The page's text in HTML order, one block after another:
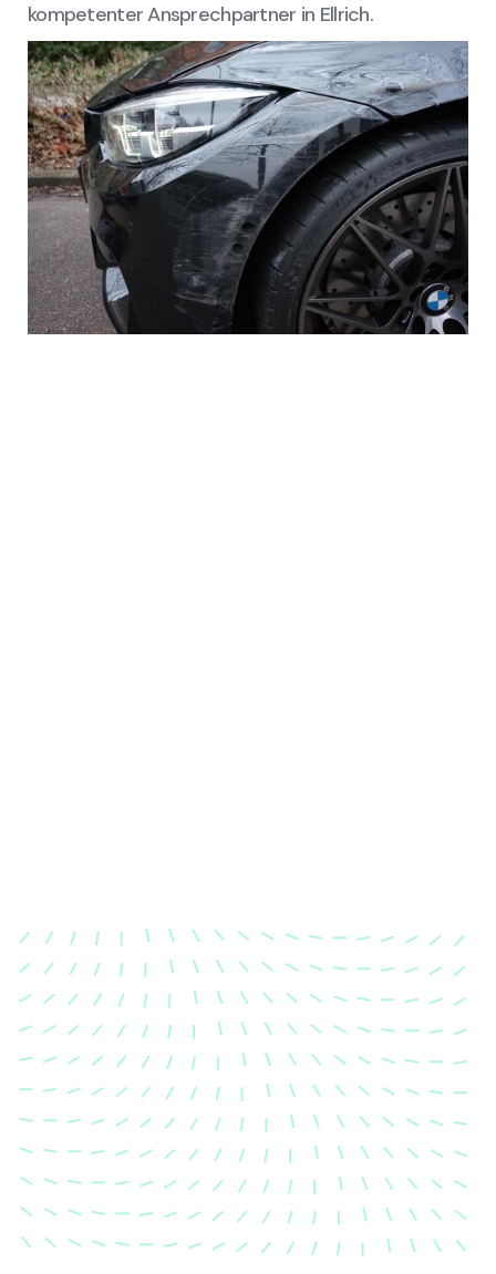
kompetenter Ansprechpartner in Ellrich.
Karosserievermessung
Unsere exakte Karosserievermessung stellt sicher,
dass Ihre Fahrzeugkarosserie nach einem Unfall
wieder in ihren ursprünglichen Zustand gebracht
wird.